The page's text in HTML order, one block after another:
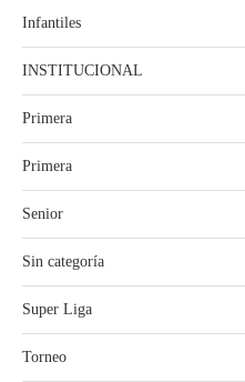
Infantiles
INSTITUCIONAL
Primera
Primera
Senior
Sin categoría
Super Liga
Torneo